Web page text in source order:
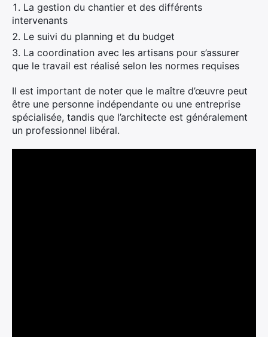
La gestion du chantier et des différents
intervenants
Le suivi du planning et du budget
La coordination avec les artisans pour s’assurer
que le travail est réalisé selon les normes requises
Il est important de noter que le maître d’œuvre peut
être une personne indépendante ou une entreprise
spécialisée, tandis que l’architecte est généralement
un professionnel libéral.